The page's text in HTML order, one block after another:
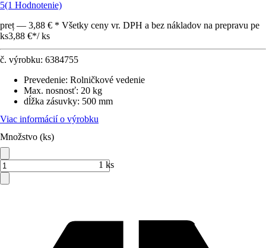
5(1 Hodnotenie)
preț — 3,88 € * Všetky ceny vr. DPH a bez nákladov na prepravu pe
ks3,88 €*/ ks
č. výrobku: 6384755
Prevedenie: Rolničkové vedenie
Max. nosnosť: 20 kg
dĺžka zásuvky: 500 mm
Viac informácií o výrobku
Množstvo (ks)
1 ks